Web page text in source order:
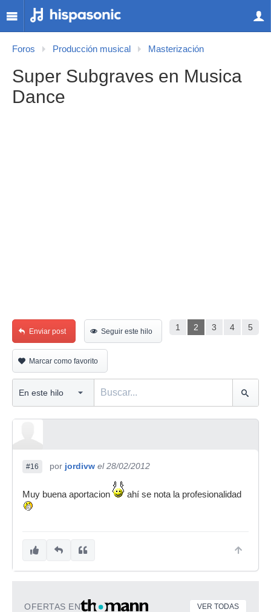
Foros Producción musical Masterización
Super Subgraves en Musica
Dance
1 2 3 4 5
Enviar post Seguir este hilo
Marcar como favorito
#16 por jordivw el 28/02/2012
Muy buena aportacion ahí se nota la profesionalidad
OFERTAS EN VER TODAS